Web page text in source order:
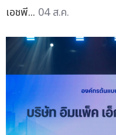
เอชพี... 04 ส.ค.